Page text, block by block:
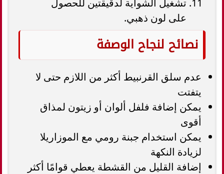
على لون ذهبي.
نصائح لنجاح الوصفة
عدم سلق القرنبيط أكثر من اللازم حتى لا
يتفتت
يمكن إضافة فلفل ألوان أو زيتون لمذاق
أقوى
يمكن استخدام جبنة رومي مع الموزاريلا
لزيادة النكهة
إضافة القليل من القشطة يعطي قوامًا أكثر